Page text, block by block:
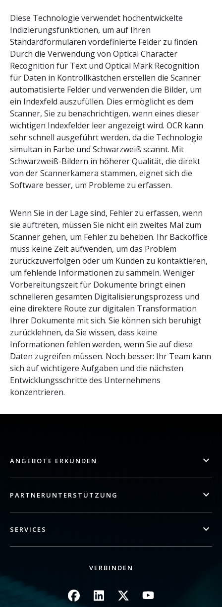
Diese Technologie verwendet hochentwickelte
Indizierungsfunktionen, um auf Ihren
Standardformularen vordefinierte Felder zu finden.
Durch die Verwendung von Optical Character
Recognition für Text und Optical Mark Recognition
für Daten in Kontrollkästchen erstellen die Scanner
automatisierte Felder und verwenden die Bilder, um
ein Indexfeld auszufüllen. Dies ermöglicht es dem
Scanner, Sie zu benachrichtigen, wenn eines dieser
wichtigen Indexfelder leer angezeigt wird. OCR kann
sehr schnell ausgeführt werden, da die Technologie
simultan in Farbe und Schwarzweiß scannt. Mit
Schwarzweiß-Bildern in höherer Qualität, die direkt
von der Scannerkamera stammen, eignet sich die
Software besser, um Probleme zu erfassen.
Wenn Sie in der Lage sind, Fehler zu erfassen, wenn
sie auftreten, müssen Sie nicht ein zweites Mal zum
Scanner gehen, um Fehler zu beheben. Ihr Backoffice
muss keine Zeit aufwenden, um das Problem
zurückzuverfolgen oder um Kunden zu kontaktieren,
um fehlende Informationen zu sammeln. Weniger
Vorbereitungszeit für Dokumente bringt einen
schnelleren gesamten Digitalisierungsprozess und
eine direktere Route zur digitalen Transformation
Ihrer Dokumente mit sich. Sie können sich beruhigt
zurücklehnen, da Sie wissen, dass keine
Informationen fehlen werden, wenn Sie auf diese
Daten zugreifen müssen. Noch besser: Ihr Team kann
sich auf wichtigere Aufgaben und die nächsten
Entwicklungsschritte des Unternehmens
konzentrieren.
ANGEBOTE ERKUNDEN
PARTNERUNTERSTÜTZUNG
SERVICES
VERBINDEN
Bild Bild Bild Bild